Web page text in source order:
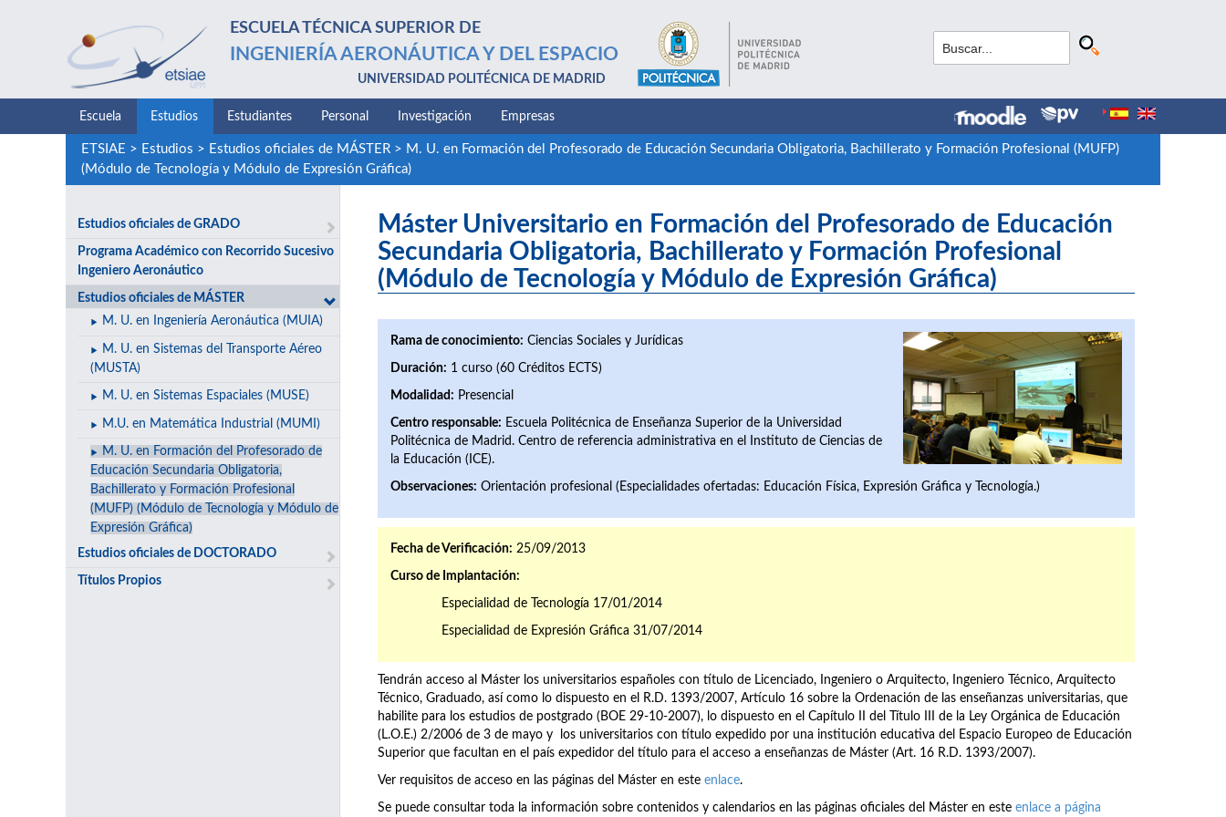
ESCUELA TÉCNICA SUPERIOR DE
INGENIERÍA AERONÁUTICA Y DEL ESPACIO
UNIVERSIDAD POLITÉCNICA DE MADRID
Escuela Estudios Estudiantes Personal Investigación Empresas
ETSIAE > Estudios > Estudios oficiales de MÁSTER> M. U. en Formación del Profesorado de Educación Secundaria Obligatoria, Bachillerato y Formación Profesional (MUFP)
(Módulo de Tecnología y Módulo de Expresión Gráfica)
Estudios oficiales de GRADO
Programa Académico con Recorrido Sucesivo
Ingeniero Aeronáutico
Estudios oficiales de MÁSTER
M. U. en Ingeniería Aeronáutica (MUIA)
M. U. en Sistemas del Transporte Aéreo
(MUSTA)
M. U. en Sistemas Espaciales (MUSE)
M.U. en Matemática Industrial (MUMI)
M. U. en Formación del Profesorado de
Educación Secundaria Obligatoria,
Bachillerato y Formación Profesional
(MUFP) (Módulo de Tecnología y Módulo de
Expresión Gráfica)
Estudios oficiales de DOCTORADO
Títulos Propios
Máster Universitario en Formación del Profesorado de Educación
Secundaria Obligatoria, Bachillerato y Formación Profesional
(Módulo de Tecnología y Módulo de Expresión Gráfica)
Rama de conocimiento: Ciencias Sociales y Jurídicas
Duración: 1 curso (60 Créditos ECTS)
Modalidad: Presencial
Centro responsable: Escuela Politécnica de Enseñanza Superior de la Universidad
Politécnica de Madrid. Centro de referencia administrativa en el Instituto de Ciencias de
la Educación (ICE).
Observaciones: Orientación profesional (Especialidades ofertadas: Educación Física, Expresión Gráfica y Tecnología.)
Fecha de Verificación: 25/09/2013
Curso de Implantación:
Especialidad de Tecnología 17/01/2014
Especialidad de Expresión Gráfica 31/07/2014
Tendrán acceso al Máster los universitarios españoles con título de Licenciado, Ingeniero o Arquitecto, Ingeniero Técnico, Arquitecto
Técnico, Graduado, así como lo dispuesto en el R.D. 1393/2007, Artículo 16 sobre la Ordenación de las enseñanzas universitarias, que
habilite para los estudios de postgrado (BOE 29-10-2007), lo dispuesto en el Capítulo II del Título III de la Ley Orgánica de Educación
(L.O.E.) 2/2006 de 3 de mayo y los universitarios con título expedido por una institución educativa del Espacio Europeo de Educación
Superior que facultan en el país expedidor del título para el acceso a enseñanzas de Máster (Art. 16 R.D. 1393/2007).
Ver requisitos de acceso en las páginas del Máster en este enlace.
Se puede consultar toda la información sobre contenidos y calendarios en las páginas oficiales del Máster en este enlace a página